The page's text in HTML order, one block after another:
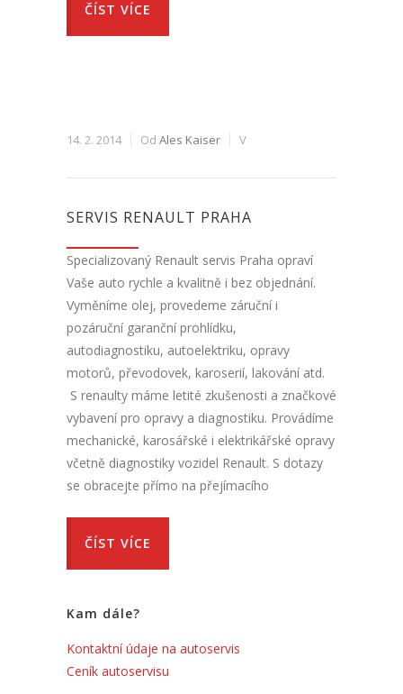
ČÍST VÍCE
14. 2. 2014 Od Ales Kaiser V
SERVIS RENAULT PRAHA
Specializovaný Renault servis Praha opraví
Vaše auto rychle a kvalitně i bez objednání.
Vyměníme olej, provedeme záruční i
pozáruční garanční prohlídku,
autodiagnostiku, autoelektriku, opravy
motorů, převodovek, karoserií, lakování atd.
S renaulty máme letité zkušenosti a značkové
vybavení pro opravy a diagnostiku. Provádíme
mechanické, karosářské i elektrikářské opravy
včetně diagnostiky vozidel Renault. S dotazy
se obracejte přímo na přejímacího
ČÍST VÍCE
Kam dále?
Kontaktní údaje na autoservis
Ceník autoservisu